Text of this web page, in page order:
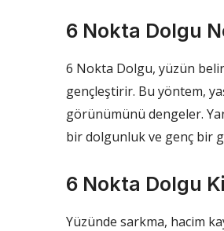
6 Nokta Dolgu
6 Nokta Dolgu, yüzün
gençleştirir. Bu yöntem,
görünümünü dengeler.
bir dolgunluk ve genç bir
6 Nokta Dolgu
Yüzünde sarkma, hacim